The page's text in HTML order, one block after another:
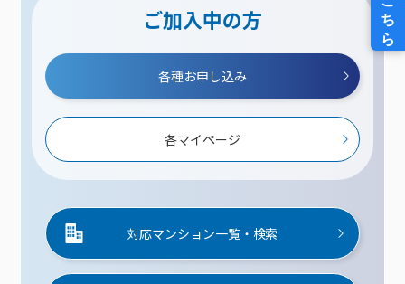
ご加入中の方
各種お申し込み
各マイページ
対応マンション一覧・検索